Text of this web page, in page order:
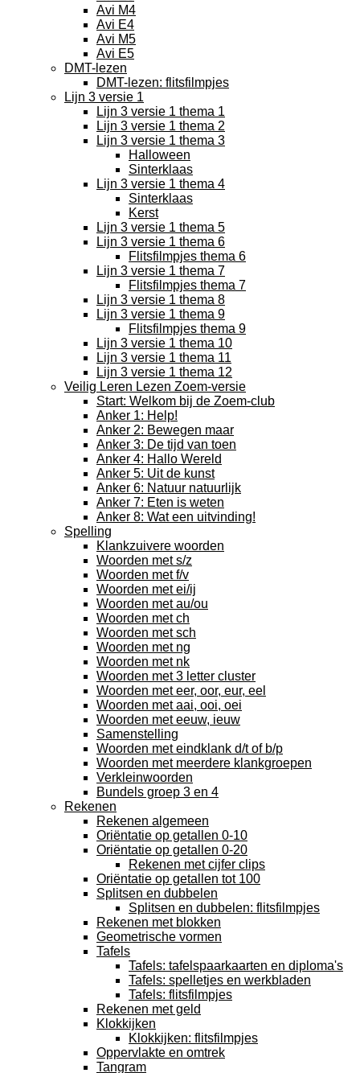
Avi M4
Avi E4
Avi M5
Avi E5
DMT-lezen
DMT-lezen: flitsfilmpjes
Lijn 3 versie 1
Lijn 3 versie 1 thema 1
Lijn 3 versie 1 thema 2
Lijn 3 versie 1 thema 3
Halloween
Sinterklaas
Lijn 3 versie 1 thema 4
Sinterklaas
Kerst
Lijn 3 versie 1 thema 5
Lijn 3 versie 1 thema 6
Flitsfilmpjes thema 6
Lijn 3 versie 1 thema 7
Flitsfilmpjes thema 7
Lijn 3 versie 1 thema 8
Lijn 3 versie 1 thema 9
Flitsfilmpjes thema 9
Lijn 3 versie 1 thema 10
Lijn 3 versie 1 thema 11
Lijn 3 versie 1 thema 12
Veilig Leren Lezen Zoem-versie
Start: Welkom bij de Zoem-club
Anker 1: Help!
Anker 2: Bewegen maar
Anker 3: De tijd van toen
Anker 4: Hallo Wereld
Anker 5: Uit de kunst
Anker 6: Natuur natuurlijk
Anker 7: Eten is weten
Anker 8: Wat een uitvinding!
Spelling
Klankzuivere woorden
Woorden met s/z
Woorden met f/v
Woorden met ei/ij
Woorden met au/ou
Woorden met ch
Woorden met sch
Woorden met ng
Woorden met nk
Woorden met 3 letter cluster
Woorden met eer, oor, eur, eel
Woorden met aai, ooi, oei
Woorden met eeuw, ieuw
Samenstelling
Woorden met eindklank d/t of b/p
Woorden met meerdere klankgroepen
Verkleinwoorden
Bundels groep 3 en 4
Rekenen
Rekenen algemeen
Oriëntatie op getallen 0-10
Oriëntatie op getallen 0-20
Rekenen met cijfer clips
Oriëntatie op getallen tot 100
Splitsen en dubbelen
Splitsen en dubbelen: flitsfilmpjes
Rekenen met blokken
Geometrische vormen
Tafels
Tafels: tafelspaarkaarten en diploma's
Tafels: spelletjes en werkbladen
Tafels: flitsfilmpjes
Rekenen met geld
Klokkijken
Klokkijken: flitsfilmpjes
Oppervlakte en omtrek
Tangram